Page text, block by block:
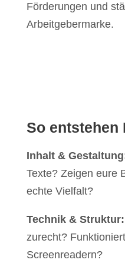
Förderungen und
Arbeitgebermarke.
So entstehen
Inhalt &
Texte? Zeigen eure
echte Vielfalt?
Technik & Struktur:
zurecht?
Screenreadern?